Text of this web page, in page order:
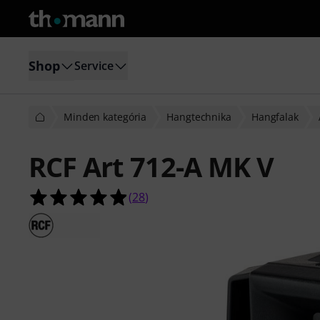
Shop Service
Minden kategória Hangtechnika Hangfalak
RCF Art 712-A MK V
4.9/5 csillag, összesen 28 értékelés
(28)